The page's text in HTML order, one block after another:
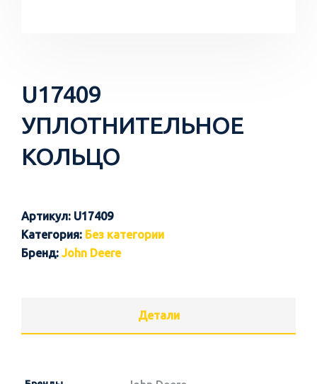
U17409
УПЛОТНИТЕЛЬНОЕ
КОЛЬЦО
Артикул: U17409
Категория: Без категории
Бренд: John Deere
Детали